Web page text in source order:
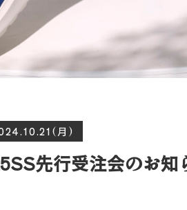
月)
先行受注会のお知